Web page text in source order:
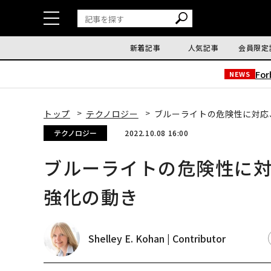
新着記事 人気記事 会員限定
NEWS
トップ テクノロジー ブルーライトの危険性に対
テクノロジー 2022.10.08 16:00
ブルーライトの危険性に
強化の動き
Shelley E. Kohan | Contributor